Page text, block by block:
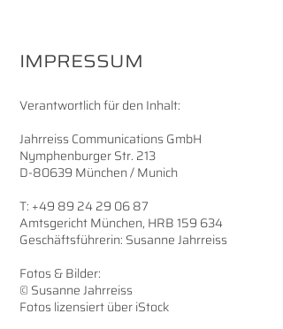
IMPRESSUM
Verantwortlich für den Inhalt:
Jahrreiss Communications GmbH
Nymphenburger Str. 213
D-80639 München / Munich
T: +49 89 24 29 06 87
Amtsgericht München, HRB 159 634
Geschäftsführerin: Susanne Jahrreiss
Fotos & Bilder:
© Susanne Jahrreiss
Fotos lizensiert über iStock